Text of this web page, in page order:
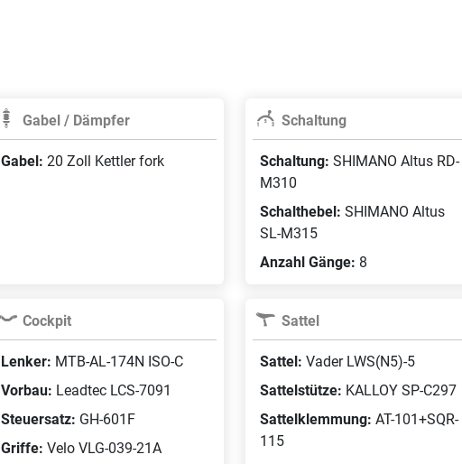
Gabel / Dämpfer
Gabel: 20 Zoll Kettler fork
Schaltung
Schaltung: SHIMANO Altus RD-
M310
Schalthebel: SHIMANO Altus
SL-M315
Anzahl Gänge: 8
Cockpit
Lenker: MTB-AL-174N ISO-C
Vorbau: Leadtec LCS-7091
Steuersatz: GH-601F
Griffe: Velo VLG-039-21A
Sattel
Sattel: Vader LWS(N5)-5
Sattelstütze: KALLOY SP-C297
Sattelklemmung: AT-101+SQR-
115